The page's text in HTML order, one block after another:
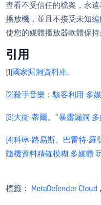
查看不受信任的檔案，永
播放機，並且不接受未知
使您的媒體播放器軟體保持
引用
[1] 國家漏洞資料庫.
[2]殺手音樂：駭客利用 多
[3]大衛·蒂爾。“暴露漏洞
[4]科琳·路易斯、巴雷特·羅
隨機資料精確模糊 多媒體 玩
標籤： MetaDefender Cloud ,